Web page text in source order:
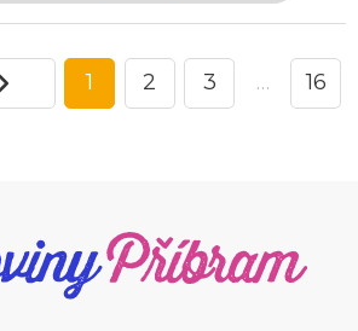
1 2 3 … 16